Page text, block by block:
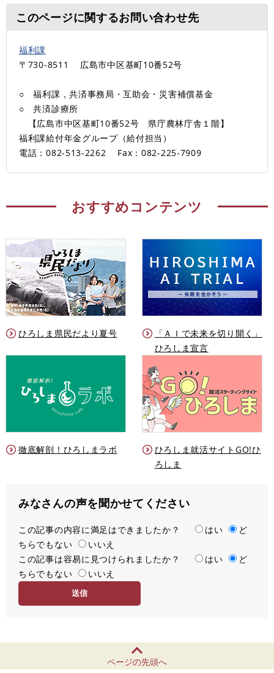
このページに関するお問い合わせ先
福利課
〒730-8511
広島市中区基町10番52号
○ 福利課，共済事務局・互助会・災害補償基金
○ 共済診療所
【広島市中区基町10番52号 県庁農林庁舎１階】
福利課給付年金グループ（給付担当）
電話：082-513-2262
Fax：082-225-7909
おすすめコンテンツ
ひろしま県民だより夏号
「ＡＩで未来を切り開く」
ひろしま宣言
徹底解剖！ひろしまラボ
ひろしま就活サイトGO!ひ
ろしま
みなさんの声を聞かせてください
満
足
度
この記事の内容に満足はできましたか？ はい
ど
ちらでもない
いいえ
容
易
この記事は容易に見つけられましたか？ はい
ど
ちらでもない
いいえ
ページの先頭へ